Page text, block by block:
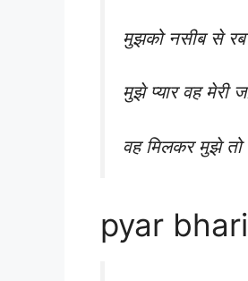
मुझको नसीब से रब
मुझे प्यार वह मेरी
वह मिलकर मुझे
pyar